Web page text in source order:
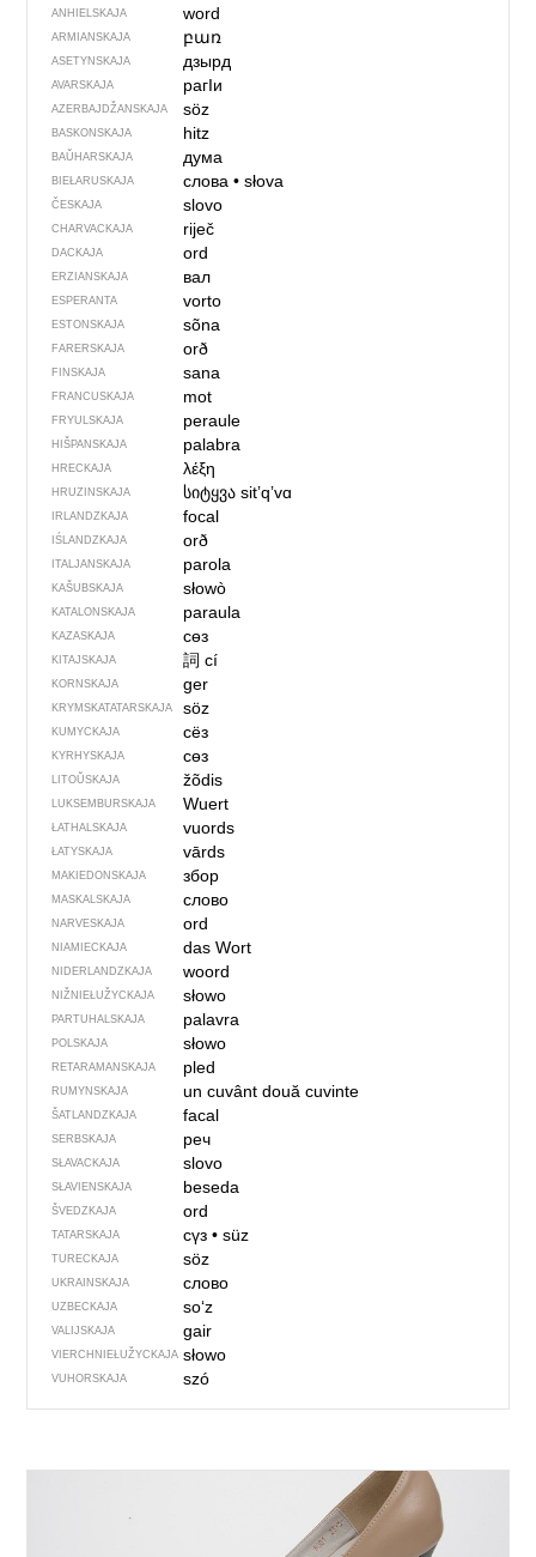
ANHIELSKAJA word
ARMIANSKAJA բառ
ASETYNSKAJA дзырд
AVARSKAJA рагIи
AZERBAJDŽAN­SKAJA söz
BASKONSKAJA hitz
BAŬHARSKAJA дума
BIEŁARUSKAJA слова• słova
ČESKAJA slovo
CHARVACKAJA riječ
DACKAJA ord
ERZIANSKAJA вал
ESPERANTA vorto
ESTONSKAJA sõna
FARERSKAJA orð
FINSKAJA sana
FRANCUSKAJA mot
FRYULSKAJA peraule
HIŠPANSKAJA palabra
HRECKAJA λέξη
HRUZINSKAJA სიტყვაsitʼqʼvɑ
IRLANDZKAJA focal
IŚLANDZKAJA orð
ITALJANSKAJA parola
KAŠUBSKAJA słowò
KATALONSKAJA paraula
KAZASKAJA сөз
KITAJSKAJA 詞cí
KORNSKAJA ger
KRYMSKA­TATARSKAJA söz
KUMYCKAJA сёз
KYRHYSKAJA сөз
LITOŬSKAJA žõdis
LUKSEMBURSKAJA Wuert
ŁATHALSKAJA vuords
ŁATYSKAJA vārds
MAKIEDONSKAJA збор
MASKALSKAJA слово
NARVESKAJA ord
NIAMIECKAJA das Wort
NIDERLANDZKAJA woord
NIŽNIEŁUŽYCKAJA słowo
PARTUHALSKAJA palavra
POLSKAJA słowo
RETARAMANSKAJA pled
RUMYNSKAJA un cuvântdouă cuvinte
ŠATLANDZKAJA facal
SERBSKAJA реч
SŁAVACKAJA slovo
SŁAVIENSKAJA beseda
ŠVEDZKAJA ord
TATARSKAJA сүз• süz
TURECKAJA söz
UKRAINSKAJA слово
UZBECKAJA soʻz
VALIJSKAJA gair
VIERCHNIE­ŁUŽYCKAJA słowo
VUHORSKAJA szó